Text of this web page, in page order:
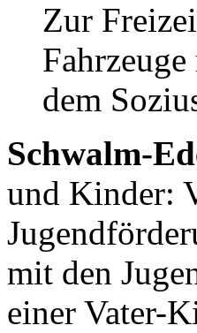
Zur
dem
Schwalm-
und Kinder:
mit den
einer Vater-